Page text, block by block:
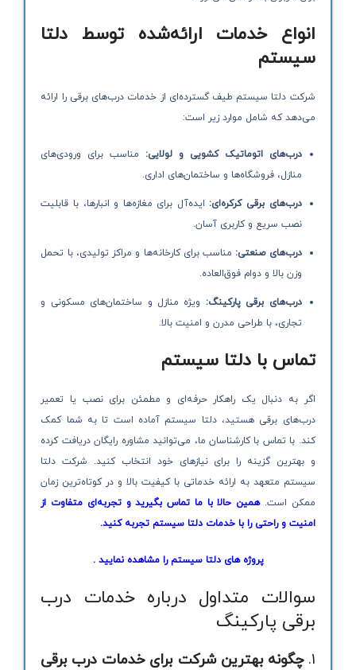
انواع خدمات ارائه‌شده توسط دلتا
سیستم
شرکت دلتا سیستم طیف گسترده‌ای از خدمات درب‌های برقی را ارائه
می‌دهد که شامل موارد زیر است:
درب‌های اتوماتیک کشویی و لولایی: مناسب برای ورودی‌های
منازل، فروشگاه‌ها و ساختمان‌های اداری.
درب‌های برقی کرکره‌ای: ایده‌آل برای مغازه‌ها و انبارها، با قابلیت
نصب سریع و کاربری آسان.
درب‌های صنعتی: مناسب برای کارخانه‌ها و مراکز تولیدی، با تحمل
وزن بالا و دوام فوق‌العاده.
درب‌های برقی پارکینگ: ویژه منازل و ساختمان‌های مسکونی و
تجاری، با طراحی مدرن و امنیت بالا.
تماس با دلتا سیستم
اگر به دنبال یک راهکار حرفه‌ای و مطمئن برای نصب یا تعمیر
درب‌های برقی هستید، دلتا سیستم آماده است تا به شما کمک
کند. با تماس با کارشناسان ما، می‌توانید مشاوره رایگان دریافت کرده
و بهترین گزینه را برای نیازهای خود انتخاب کنید. شرکت دلتا
سیستم متعهد به ارائه خدماتی با کیفیت بالا و در کوتاه‌ترین زمان
ممکن است.همین حالابا ما تماس بگیرید و تجربه‌ای متفاوت از
امنیت و راحتی را با خدمات دلتا سیستم تجربه کنید.
پروژه های دلتا سیستم را مشاهده نمایید .
سوالات متداول درباره خدمات درب
برقی پارکینگ
1. چگونه بهترین شرکت برای خدمات درب برقی